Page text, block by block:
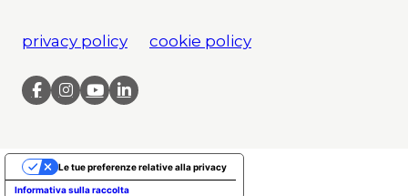
privacy policy cookie policy
Informativa sulla raccolta
Le tue preferenze relative alla privacy